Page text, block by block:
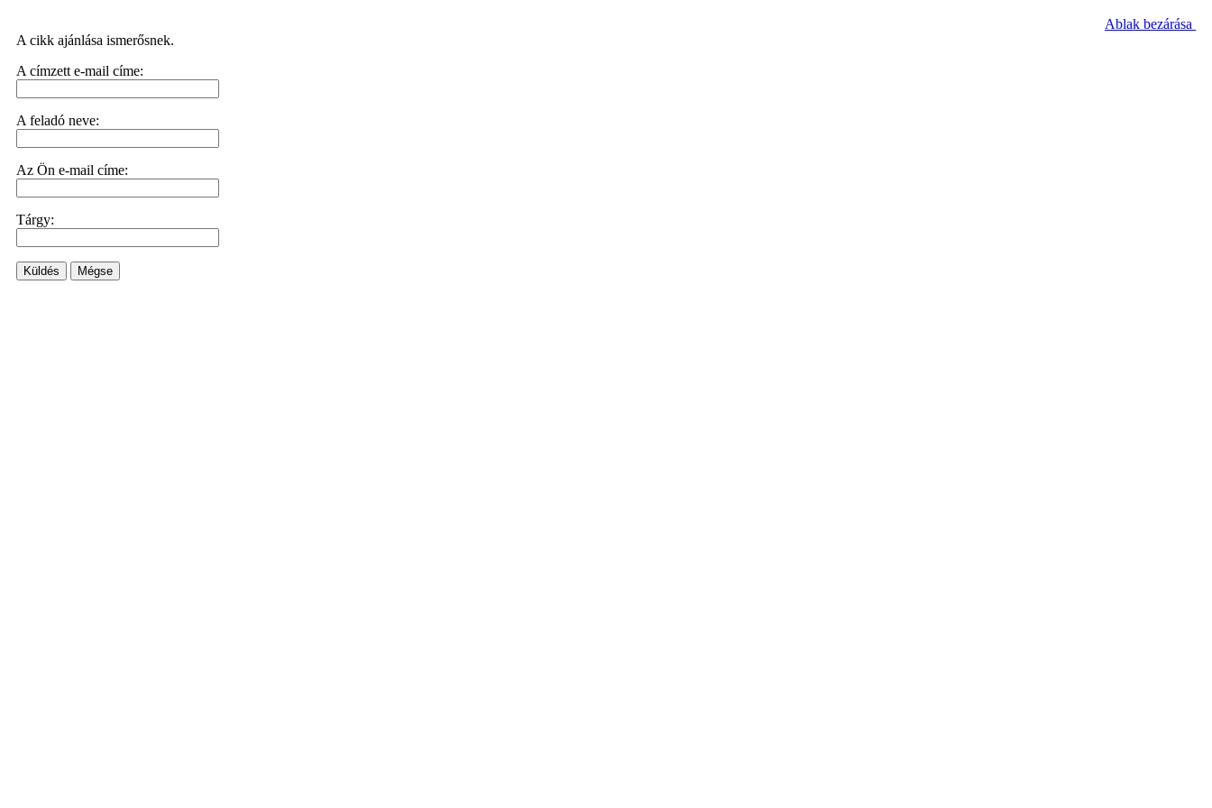
Ablak bezárása
A cikk ajánlása ismerősnek.
A címzett e-mail címe:
A feladó neve:
Az Ön e-mail címe:
Tárgy:
Küldés Mégse